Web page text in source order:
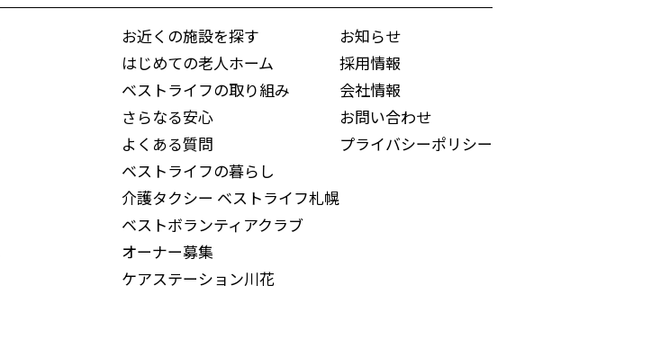
お近くの施設を探す
はじめての老人ホーム
ベストライフの取り組み
さらなる安心
よくある質問
ベストライフの暮らし
介護タクシー ベストライフ札幌
ベストボランティアクラブ
オーナー募集
ケアステーション川花
お知らせ
採用情報
会社情報
お問い合わせ
プライバシーポリシー